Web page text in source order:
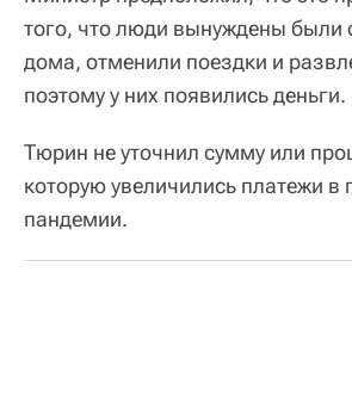
того, что люди вынуждены были
дома, отменили поездки и
поэтому у них появились деньги.
Тюрин не уточнил сумму или
которую увеличились платежи в
пандемии.